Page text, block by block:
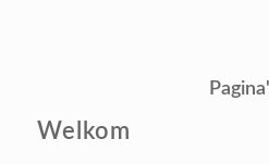
Welkom
ÉCHT
KERN, OM
LEVEN